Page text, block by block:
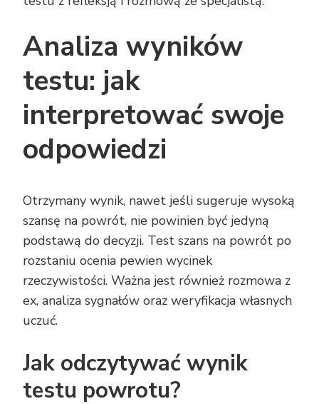
Analiza wyników
testu: jak
interpretować swoje
odpowiedzi
Otrzymany wynik, nawet jeśli sugeruje wysoką
szansę na powrót, nie powinien być jedyną
podstawą do decyzji. Test szans na powrót po
rozstaniu ocenia pewien wycinek
rzeczywistości. Ważna jest również rozmowa z
ex, analiza sygnałów oraz weryfikacja własnych
uczuć.
Jak odczytywać wynik
testu powrotu?